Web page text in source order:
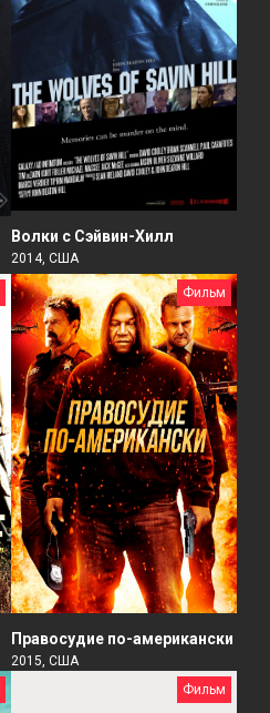
Волки с Сэйвин-Хилл
2014, США
Фильм
Правосудие по-американски
2015, США
Фильм